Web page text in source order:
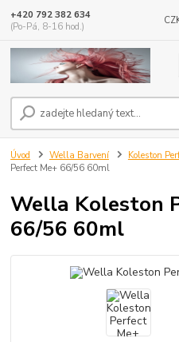
+420 792 382 634
(Po-Pá, 8-16 hod.)
Úvod Wella Barvení Koleston
Perfect Me+ 66/56 60ml
Wella Koleston
66/56 60ml